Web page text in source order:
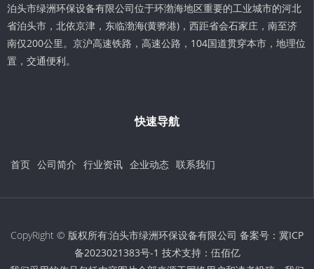
泊头市绿洲环保设备有限公司位于环渤海地区重要的工业城市的河北
省泊头市，北依京津，东临渤海(黄骅港)，西距省会石家庄，南至济
南仅200公里。京沪高速铁路，高速公路，104国道贯穿本市，地理位
置，交通便利。
快速导航
首页 公司简介 行业资讯 企业动态 联系我们
CopyRight © 版权所有:泊头市绿洲环保设备有限公司 备案号： 冀ICP
备2023021383号-1 技术支持： 伍佰亿